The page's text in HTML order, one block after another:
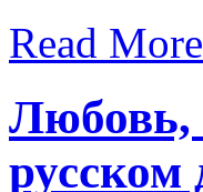
Read More
Любовь,
русском